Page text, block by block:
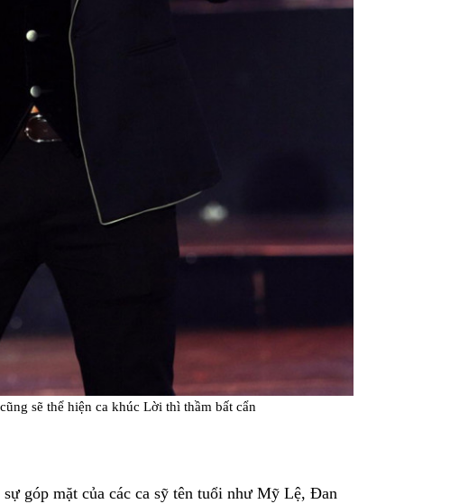
sẽ thể hiện ca khúc Lời thì thầm bất cẩn
góp mặt của các ca sỹ tên tuổi như Mỹ Lệ, Đan